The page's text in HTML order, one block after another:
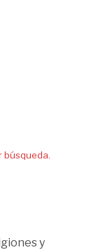
búsqueda.
y